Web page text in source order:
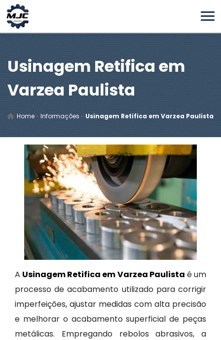
Usinagem Retifica em
Varzea Paulista
Home » Informações » Usinagem Retifica em Varzea Paulista
A Usinagem Retifica em Varzea Paulista é um
processo de acabamento utilizado para corrigir
imperfeições, ajustar medidas com alta precisão
e melhorar o acabamento superficial de peças
metálicas. Empregando rebolos abrasivos, a